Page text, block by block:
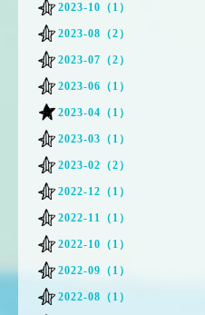
2023-10（1）
2023-08（2）
2023-07（2）
2023-06（1）
2023-04（1）
2023-03（1）
2023-02（2）
2022-12（1）
2022-11（1）
2022-10（1）
2022-09（1）
2022-08（1）